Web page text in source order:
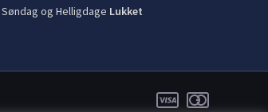
Søndag og Helligdage Lukket